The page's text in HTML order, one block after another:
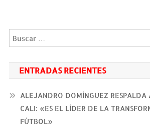
entradas
ENTRADAS RECIENTES
ALEJANDRO DOMÍNGUEZ RESPALDA
CALI: «ES EL LÍDER DE LA
FÚTBOL»